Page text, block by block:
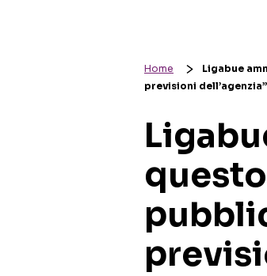
Home
Ligabue
previsioni dell’agenzia”